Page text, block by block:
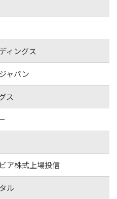
ィングス
ャパン
ス
ア株式上場投信
ル